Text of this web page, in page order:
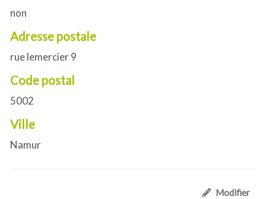
non
Adresse postale
rue lemercier 9
Code postal
5002
Ville
Namur
Modifier